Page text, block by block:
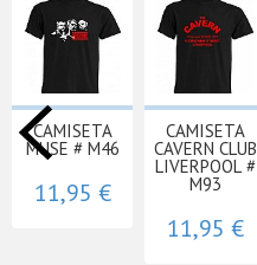
CAMISETA
MUSE # M46
11,95 €
CAMISETA
CAVERN CLUB
LIVERPOOL #
M93
11,95 €